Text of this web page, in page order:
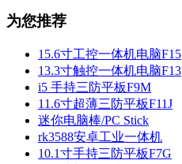
为您推荐
15.6寸工控一体机电脑F15
13.3寸触控一体机电脑F13
i5 手持三防平板F9M
11.6寸超薄三防平板F11J
迷你电脑棒/PC Stick
rk3588安卓工业一体机
10.1寸手持三防平板F7G